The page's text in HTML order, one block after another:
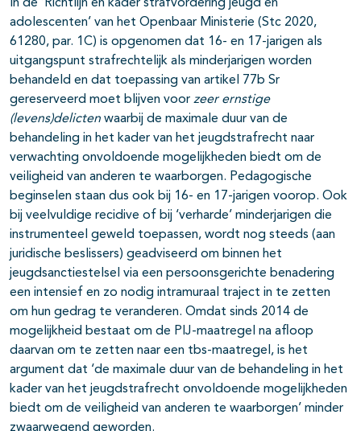
In de ‘Richtlijn en kader strafvordering jeugd en
adolescenten’ van het Openbaar Ministerie (Stc 2020,
61280, par. 1C) is opgenomen dat 16- en 17-jarigen als
uitgangspunt strafrechtelijk als minderjarigen worden
behandeld en dat toepassing van artikel 77b Sr
gereserveerd moet blijven voor zeer ernstige
(levens)delicten waarbij de maximale duur van de
behandeling in het kader van het jeugdstrafrecht naar
verwachting onvoldoende mogelijkheden biedt om de
veiligheid van anderen te waarborgen. Pedagogische
beginselen staan dus ook bij 16- en 17-jarigen voorop. Ook
bij veelvuldige recidive of bij ‘verharde’ minderjarigen die
instrumenteel geweld toepassen, wordt nog steeds (aan
juridische beslissers) geadviseerd om binnen het
jeugdsanctiestelsel via een persoonsgerichte benadering
een intensief en zo nodig intramuraal traject in te zetten
om hun gedrag te veranderen. Omdat sinds 2014 de
mogelijkheid bestaat om de PIJ-maatregel na afloop
daarvan om te zetten naar een tbs-maatregel, is het
argument dat ‘de maximale duur van de behandeling in het
kader van het jeugdstrafrecht onvoldoende mogelijkheden
biedt om de veiligheid van anderen te waarborgen’ minder
zwaarwegend geworden.